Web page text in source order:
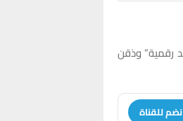
رقمية” وذقن
للقناة